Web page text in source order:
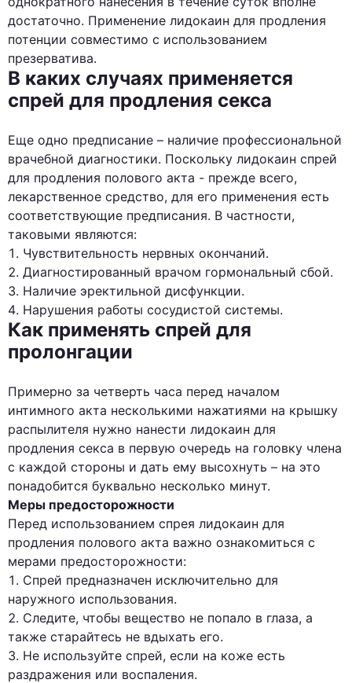
достаточно. Применение лидокаин для продления
потенции совместимо с использованием
презерватива.
В каких случаях применяется
спрей для продления секса
Еще одно предписание – наличие профессиональной
врачебной диагностики. Поскольку лидокаин спрей
для продления полового акта - прежде всего,
лекарственное средство, для его применения есть
соответствующие предписания. В частности,
таковыми являются:
Чувствительность нервных окончаний.
Диагностированный врачом гормональный сбой.
Наличие эректильной дисфункции.
Нарушения работы сосудистой системы.
Как применять спрей для
пролонгации
Примерно за четверть часа перед началом
интимного акта несколькими нажатиями на крышку
распылителя нужно нанести лидокаин для
продления секса в первую очередь на головку члена
с каждой стороны и дать ему высохнуть – на это
понадобится буквально несколько минут.
Меры предосторожности
Перед использованием спрея лидокаин для
продления полового акта важно ознакомиться с
мерами предосторожности:
Спрей предназначен исключительно для
наружного использования.
Следите, чтобы вещество не попало в глаза, а
также старайтесь не вдыхать его.
Не используйте спрей, если на коже есть
раздражения или воспаления.